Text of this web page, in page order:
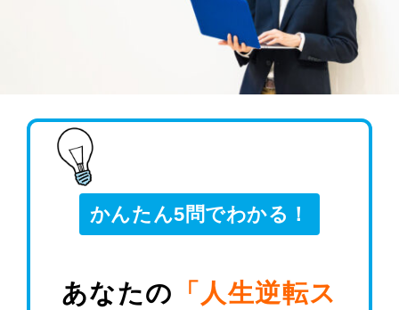
かんたん5問でわかる！
あなたの 「人生逆転ス